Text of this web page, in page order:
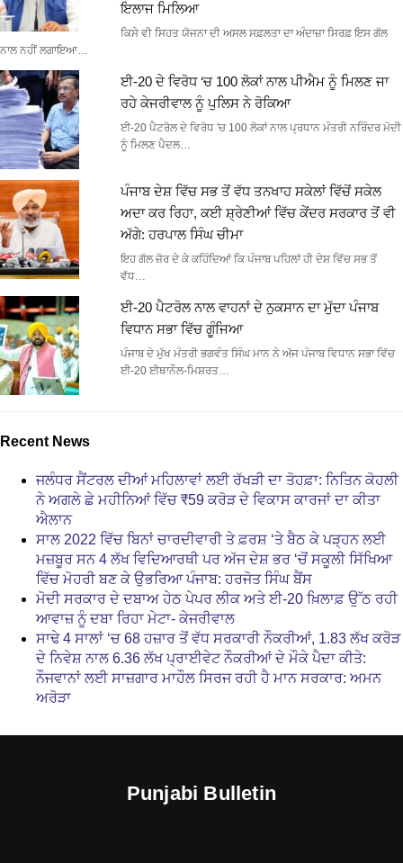
ਇਲਾਜ ਮਿਲਿਆ
ਕਿਸੇ ਵੀ ਸਿਹਤ ਯੋਜਨਾ ਦੀ ਅਸਲ ਸਫ਼ਲਤਾ ਦਾ ਅੰਦਾਜ਼ਾ ਸਿਰਫ਼ ਇਸ ਗੱਲ
ਨਾਲ ਨਹੀਂ ਲਗਾਇਆ…
ਈ-20 ਦੇ ਵਿਰੋਧ ‘ਚ 100 ਲੋਕਾਂ ਨਾਲ ਪੀਐਮ ਨੂੰ ਮਿਲਣ ਜਾ
ਰਹੇ ਕੇਜਰੀਵਾਲ ਨੂੰ ਪੁਲਿਸ ਨੇ ਰੋਕਿਆ
ਈ-20 ਪੈਟਰੋਲ ਦੇ ਵਿਰੋਧ 'ਚ 100 ਲੋਕਾਂ ਨਾਲ ਪ੍ਰਧਾਨ ਮੰਤਰੀ ਨਰਿੰਦਰ ਮੋਦੀ
ਨੂੰ ਮਿਲਣ ਪੈਦਲ…
ਪੰਜਾਬ ਦੇਸ਼ ਵਿੱਚ ਸਭ ਤੋਂ ਵੱਧ ਤਨਖਾਹ ਸਕੇਲਾਂ ਵਿੱਚੋਂ ਸਕੇਲ
ਅਦਾ ਕਰ ਰਿਹਾ, ਕਈ ਸ਼੍ਰੇਣੀਆਂ ਵਿੱਚ ਕੇਂਦਰ ਸਰਕਾਰ ਤੋਂ ਵੀ
ਅੱਗੇ: ਹਰਪਾਲ ਸਿੰਘ ਚੀਮਾ
ਇਹ ਗੱਲ ਜ਼ੋਰ ਦੇ ਕੇ ਕਹਿੰਦਿਆਂ ਕਿ ਪੰਜਾਬ ਪਹਿਲਾਂ ਹੀ ਦੇਸ਼ ਵਿੱਚ ਸਭ ਤੋਂ
ਵੱਧ…
ਈ-20 ਪੈਟਰੋਲ ਨਾਲ ਵਾਹਨਾਂ ਦੇ ਨੁਕਸਾਨ ਦਾ ਮੁੱਦਾ ਪੰਜਾਬ
ਵਿਧਾਨ ਸਭਾ ਵਿੱਚ ਗੂੰਜਿਆ
ਪੰਜਾਬ ਦੇ ਮੁੱਖ ਮੰਤਰੀ ਭਗਵੰਤ ਸਿੰਘ ਮਾਨ ਨੇ ਅੱਜ ਪੰਜਾਬ ਵਿਧਾਨ ਸਭਾ ਵਿੱਚ
ਈ-20 ਈਥਾਨੌਲ-ਮਿਸ਼ਰਤ…
Recent News
ਜਲੰਧਰ ਸੈਂਟਰਲ ਦੀਆਂ ਮਹਿਲਾਵਾਂ ਲਈ ਰੱਖੜੀ ਦਾ ਤੋਹਫ਼ਾ: ਨਿਤਿਨ ਕੋਹਲੀ
ਨੇ ਅਗਲੇ ਛੇ ਮਹੀਨਿਆਂ ਵਿੱਚ ₹59 ਕਰੋੜ ਦੇ ਵਿਕਾਸ ਕਾਰਜਾਂ ਦਾ ਕੀਤਾ
ਐਲਾਨ
ਸਾਲ 2022 ਵਿੱਚ ਬਿਨਾਂ ਚਾਰਦੀਵਾਰੀ ਤੇ ਫ਼ਰਸ਼ ‘ਤੇ ਬੈਠ ਕੇ ਪੜ੍ਹਨ ਲਈ
ਮਜ਼ਬੂਰ ਸਨ 4 ਲੱਖ ਵਿਦਿਆਰਥੀ ਪਰ ਅੱਜ ਦੇਸ਼ ਭਰ ‘ਚੋਂ ਸਕੂਲੀ ਸਿੱਖਿਆ
ਵਿੱਚ ਮੋਹਰੀ ਬਣ ਕੇ ਉਭਰਿਆ ਪੰਜਾਬ: ਹਰਜੋਤ ਸਿੰਘ ਬੈਂਸ
ਮੋਦੀ ਸਰਕਾਰ ਦੇ ਦਬਾਅ ਹੇਠ ਪੇਪਰ ਲੀਕ ਅਤੇ ਈ-20 ਖ਼ਿਲਾਫ਼ ਉੱਠ ਰਹੀ
ਆਵਾਜ਼ ਨੂੰ ਦਬਾ ਰਿਹਾ ਮੇਟਾ- ਕੇਜਰੀਵਾਲ
ਸਾਢੇ 4 ਸਾਲਾਂ ‘ਚ 68 ਹਜ਼ਾਰ ਤੋਂ ਵੱਧ ਸਰਕਾਰੀ ਨੌਕਰੀਆਂ, 1.83 ਲੱਖ ਕਰੋੜ
ਦੇ ਨਿਵੇਸ਼ ਨਾਲ 6.36 ਲੱਖ ਪ੍ਰਾਈਵੇਟ ਨੌਕਰੀਆਂ ਦੇ ਮੌਕੇ ਪੈਦਾ ਕੀਤੇ:
ਨੌਜਵਾਨਾਂ ਲਈ ਸਾਜ਼ਗਾਰ ਮਾਹੌਲ ਸਿਰਜ ਰਹੀ ਹੈ ਮਾਨ ਸਰਕਾਰ: ਅਮਨ
ਅਰੋੜਾ
Punjabi Bulletin